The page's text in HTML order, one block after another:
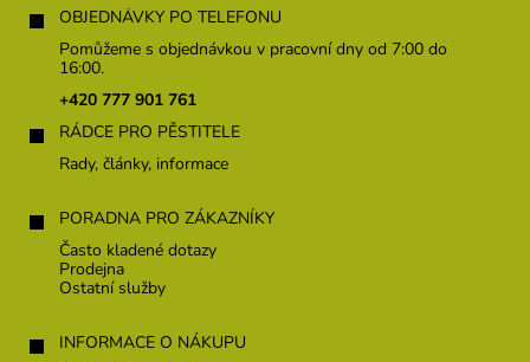
OBJEDNÁVKY PO TELEFONU
Pomůžeme s objednávkou v pracovní dny od 7:00 do
16:00.
+420 777 901 761
RÁDCE PRO PĚSTITELE
Rady, články, informace
PORADNA PRO ZÁKAZNÍKY
Často kladené dotazy
Prodejna
Ostatní služby
INFORMACE O NÁKUPU